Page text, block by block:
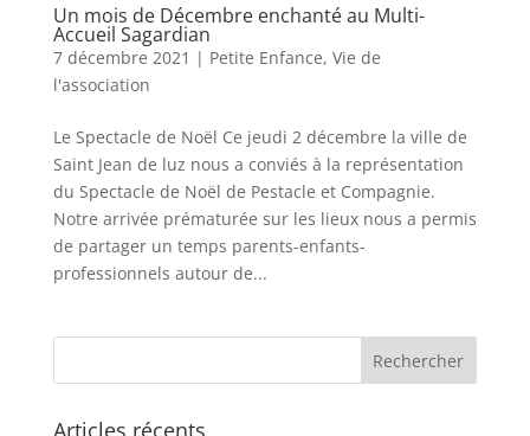
Un mois de Décembre enchanté au Multi-
Accueil Sagardian
7 décembre 2021 | Petite Enfance, Vie de
l'association
Le Spectacle de Noël Ce jeudi 2 décembre la ville de
Saint Jean de luz nous a conviés à la représentation
du Spectacle de Noël de Pestacle et Compagnie.
Notre arrivée prématurée sur les lieux nous a permis
de partager un temps parents-enfants-
professionnels autour de...
Articles récents